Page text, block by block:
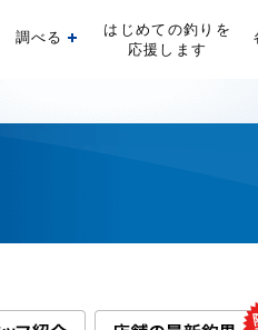
開く調べる 開く
はじめての釣りを
応援します